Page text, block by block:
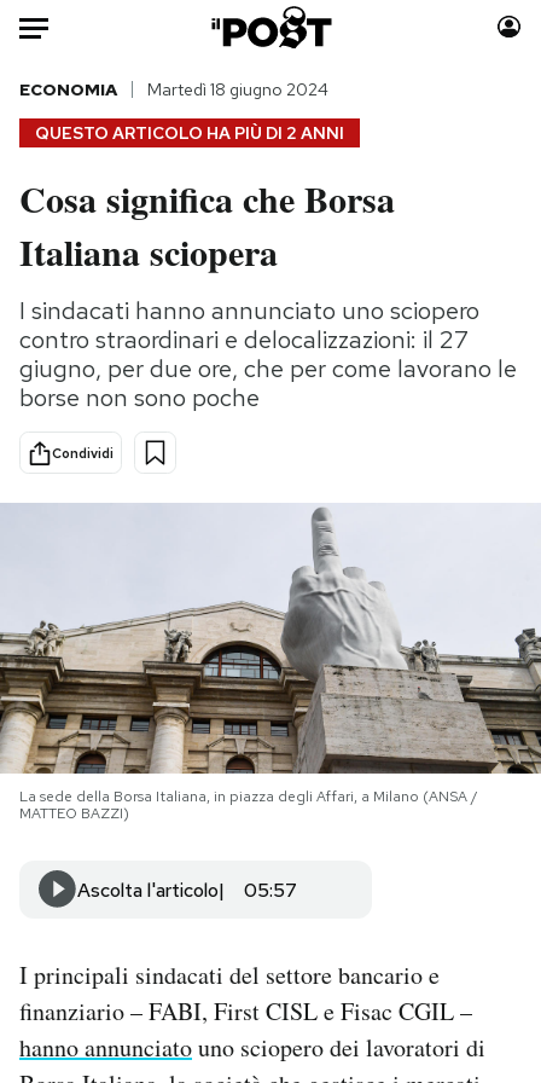
Auto
HOME
Italia
Politica
Tecnologia
Internet
Scienza
Cultura
Economia
Moda
Storie/Idee
Ok Boomer!
Media
NEWSLETTER
I MIEI PREFERITI
CALENDARIO
AREA PERSONALE
Area Personale
QUESTO ARTICOLO HA PIÙ DI 2 ANNI
ECONOMIA Martedì 18 giugno 2024
Cosa significa che Borsa
Italiana sciopera
I sindacati hanno annunciato uno sciopero
contro straordinari e delocalizzazioni: il 27
giugno, per due ore, che per come lavorano le
borse non sono poche
Condividi
La sede della Borsa Italiana, in piazza degli Affari, a Milano (ANSA /
MATTEO BAZZI)
Ascolta l'articolo 05:57
I principali sindacati del settore bancario e
finanziario – FABI, First CISL e Fisac CGIL –
hanno annunciatouno sciopero dei lavoratori di